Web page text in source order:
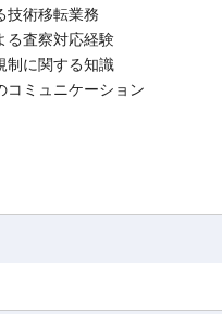
技術移転業務
る査察対応経験
制に関する知識
コミュニケーション